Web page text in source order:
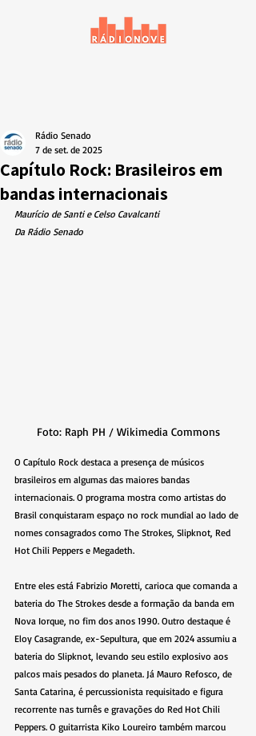
Capítulo Rock: Brasileiros em
bandas internacionais
Rádio Senado
7 de set. de 2025
Maurício de Santi e Celso Cavalcanti
Da Rádio Senado
Foto: Raph PH / Wikimedia Commons
O Capítulo Rock destaca a presença de músicos
brasileiros em algumas das maiores bandas
internacionais. O programa mostra como artistas do
Brasil conquistaram espaço no rock mundial ao lado de
nomes consagrados como The Strokes, Slipknot, Red
Hot Chili Peppers e Megadeth.
Entre eles está Fabrizio Moretti, carioca que comanda a
bateria do The Strokes desde a formação da banda em
Nova Iorque, no fim dos anos 1990. Outro destaque é
Eloy Casagrande, ex-Sepultura, que em 2024 assumiu a
bateria do Slipknot, levando seu estilo explosivo aos
palcos mais pesados do planeta. Já Mauro Refosco, de
Santa Catarina, é percussionista requisitado e figura
recorrente nas turnês e gravações do Red Hot Chili
Peppers. O guitarrista Kiko Loureiro também marcou